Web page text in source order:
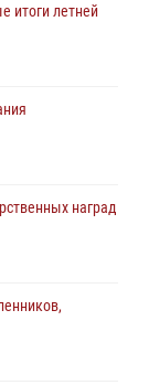
следам
итоги летней
наград